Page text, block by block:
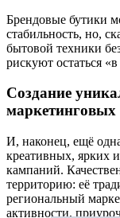
Брендовые бутики
стабильность, но,
бытовой техники
рискуют остаться
Создание
И, наконец, ещё
креативных, ярких
кампаний.
территорию: её
региональный
активности,